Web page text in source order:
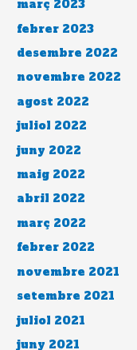
març 2023
febrer 2023
desembre 2022
novembre 2022
agost 2022
juliol 2022
juny 2022
maig 2022
abril 2022
març 2022
febrer 2022
novembre 2021
setembre 2021
juliol 2021
juny 2021